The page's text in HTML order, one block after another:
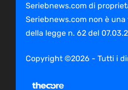
Seriebnews.com di
Seriebnews.com non è
della legge n. 62 del
Copyright ©2026 - Tutti i